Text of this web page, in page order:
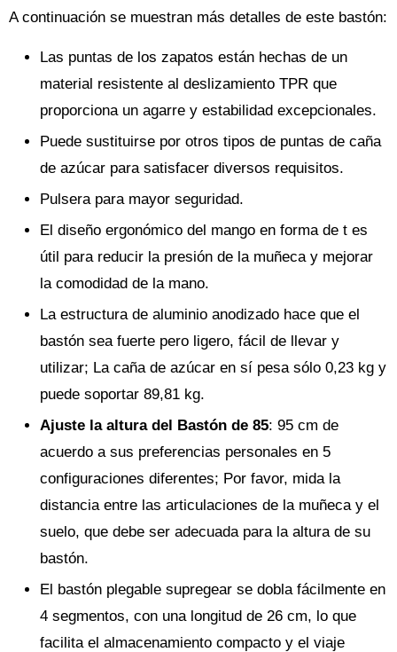
A continuación se muestran más detalles de este bastón:
Las puntas de los zapatos están hechas de un
material resistente al deslizamiento TPR que
proporciona un agarre y estabilidad excepcionales.
Puede sustituirse por otros tipos de puntas de caña
de azúcar para satisfacer diversos requisitos.
Pulsera para mayor seguridad.
El diseño ergonómico del mango en forma de t es
útil para reducir la presión de la muñeca y mejorar
la comodidad de la mano.
La estructura de aluminio anodizado hace que el
bastón sea fuerte pero ligero, fácil de llevar y
utilizar; La caña de azúcar en sí pesa sólo 0,23 kg y
puede soportar 89,81 kg.
Ajuste la altura del Bastón de 85: 95 cm de
acuerdo a sus preferencias personales en 5
configuraciones diferentes; Por favor, mida la
distancia entre las articulaciones de la muñeca y el
suelo, que debe ser adecuada para la altura de su
bastón.
El bastón plegable supregear se dobla fácilmente en
4 segmentos, con una longitud de 26 cm, lo que
facilita el almacenamiento compacto y el viaje